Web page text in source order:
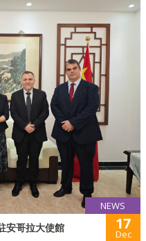
NEWS
安哥拉大使館 17
Dec